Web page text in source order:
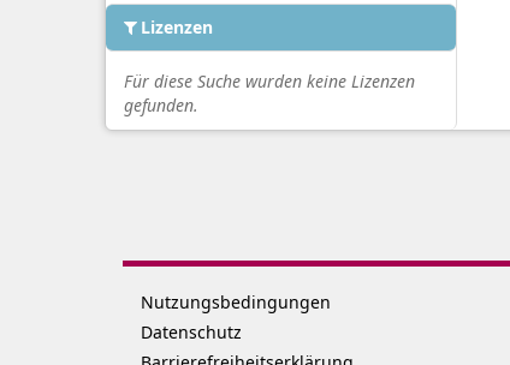
Lizenzen
Für diese Suche wurden keine Lizenzen
gefunden.
Nutzungsbedingungen
Datenschutz